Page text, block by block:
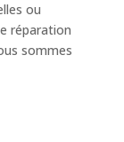
ou
réparation
sommes